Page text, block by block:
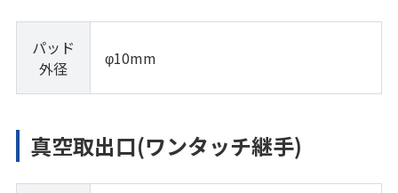
パッド
外径
φ10mm
真空取出口(ワンタッチ継手)